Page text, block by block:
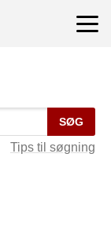
SØG
Tips til søgning